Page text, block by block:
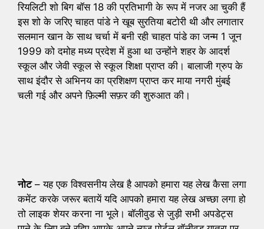
रियलिटी शो बिग बॉस 18 की प्रतिभागी के रूप में नजर आ चुकी हैं
इस शो के जरिए चाहत पांडे ने खूब सुरतिया बटोरी थी और लगातार
सलमान खान के साथ चर्चा में बनी रही चाहत पांडे का जन्म 1 जून
1999 को दमोह मध्य प्रदेश में हुआ था उन्होंने शहर के आदर्श
स्कूल और जेवी स्कूल से स्कूल शिक्षा प्राप्त की। बालाजी ग्रुप के
साथ इंदौर से अभिनय का प्रशिक्षण प्राप्त कर माया नगरी मुंबई
चली गई और अपने फ़िल्मी सफ़र की शुरुआत की।
नोट– यह एक विश्वसनीय लेख है आपको हमारा यह लेख कैसा लगा
कमेंट करके जरूर बतायें यदि आपको हमारा यह लेख अच्छा लगा हो
तो लाइक शेयर करना ना भूले। बॉलीवुड से जुड़ी सभी अपडेट्स